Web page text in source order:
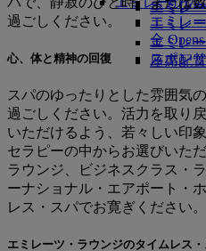
エミレ
エミレ
エミレ
座席配
エミレ
金
スポン
エミレ
過ごしください。
心、体と精神の回復
スパのゆったりとした雰囲気
過ごしください。活力を取り
いただけるよう、若々しい印
セラピーの中からお選びいた
ラウンジ、ビジネスクラス・
ーナショナル・エアポート・
レス・スパでお寛ぎください。
エミレーツ・ラウンジのタイムレス